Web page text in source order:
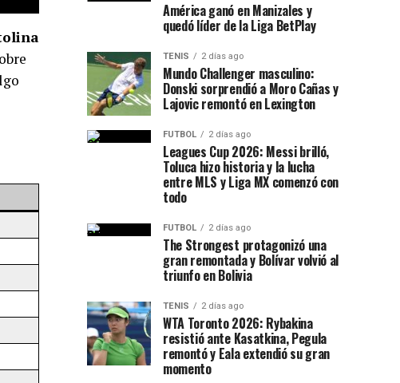
América ganó en Manizales y
quedó líder de la Liga BetPlay
TENIS 2 días ago
Mundo Challenger masculino:
Donski sorprendió a Moro Cañas y
Lajovic remontó en Lexington
FUTBOL 2 días ago
Leagues Cup 2026: Messi brilló,
Toluca hizo historia y la lucha
entre MLS y Liga MX comenzó con
todo
FUTBOL 2 días ago
The Strongest protagonizó una
gran remontada y Bolívar volvió al
triunfo en Bolivia
TENIS 2 días ago
WTA Toronto 2026: Rybakina
resistió ante Kasatkina, Pegula
remontó y Eala extendió su gran
momento